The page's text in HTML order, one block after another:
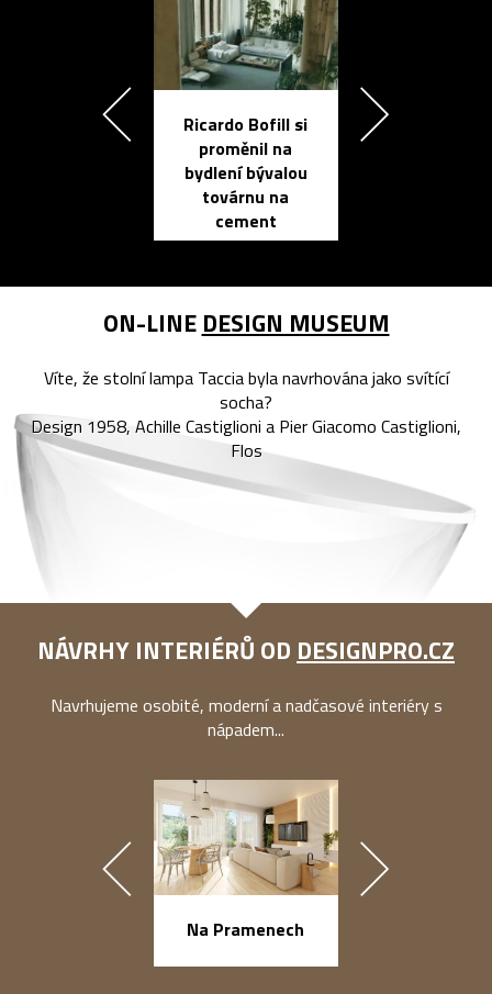
Ricardo Bofill si
proměnil na
bydlení bývalou
továrnu na
cement
ON-LINE DESIGN MUSEUM
Víte, že stolní lampa Taccia byla navrhována jako svítící
socha?
Design 1958, Achille Castiglioni a Pier Giacomo Castiglioni,
Flos
NÁVRHY INTERIÉRŮ OD DESIGNPRO.CZ
Navrhujeme osobité, moderní a nadčasové interiéry s
nápadem...
Na Pramenech